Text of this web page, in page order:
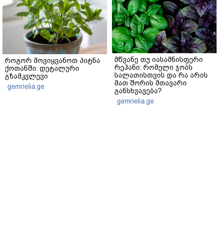
როგორ მოვიყვანოთ პიტნა
ქოთანში: დეტალური
გზამკვლევი
gemrielia.ge
მწვანე თუ იასამნისფერი
რეჰანი: რომელი ჯობს
სალათისთვის და რა არის
მათ შორის მთავარი
განსხვავება?
gemrielia.ge